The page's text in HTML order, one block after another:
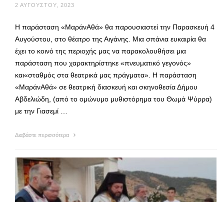
2 ΑΥΓΟΎΣΤΟΥ, 2023
Η παράσταση «ΜαράνΑθά» θα παρουσιαστεί την Παρασκευή 4
Αυγούστου, στο θέατρο της Αιγάνης. Μια σπάνια ευκαιρία θα
έχει το κοινό της περιοχής μας να παρακολουθήσει μια
παράσταση που χαρακτηρίστηκε «πνευματικό γεγονός»
και«σταθμός στα θεατρικά μας πράγματα». Η παράσταση
«ΜαράνΑθά» σε θεατρική διασκευή και σκηνοθεσία Δήμου
Αβδελιώδη, (από το ομώνυμο μυθιστόρημα του Θωμά Ψύρρα)
με την Γιασεμί …
Διαβάστε περισσότερα